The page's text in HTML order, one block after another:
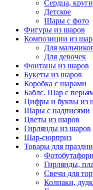
Сердца,
Детское
Шары с фото
Фигуры из шаров
Композиции из
Для
Для девочек
Фонтаны из шаров
Букеты из шаров
Коробка с шарами
Баблс. Шар с
Цифры и буквы из
Шары с надписями
Цветы из шаров
Гирлянды из шаров
Шар-сюрприз
Товары для
Гирлянды,
Свечи для
Колпаки,